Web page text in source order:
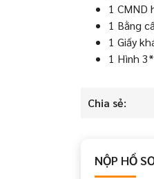
1 CMND
1 Bằng
1 Giấy
1 Hình
Chia sẻ:
NỘP HỒ